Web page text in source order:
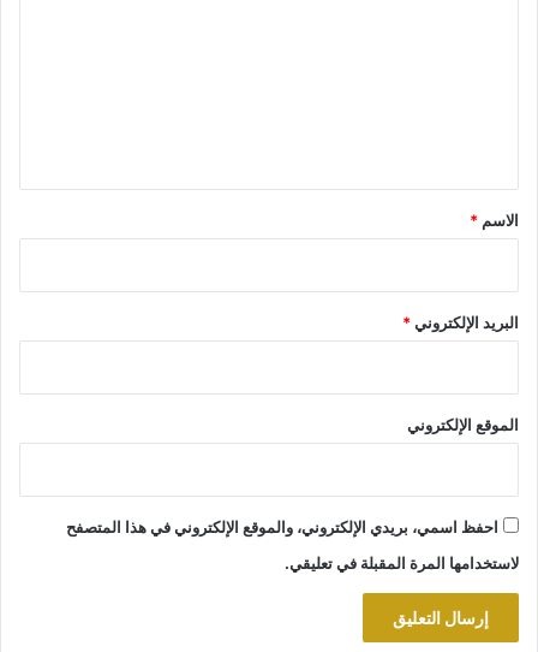
*
الاسم *
البريد الإلكتروني*
الموقع الإلكتروني
احفظ اسمي، بريدي الإلكتروني، والموقع الإلكتروني في هذا المتصفح
لاستخدامها المرة المقبلة في تعليقي.